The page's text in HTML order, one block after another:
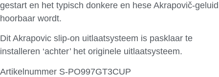
gestart en het typisch donkere en hese Akrapovič-geluid
hoorbaar wordt.
Dit Akrapovic slip-on uitlaatsysteem is pasklaar te
installeren ‘achter’ het originele uitlaatsysteem.
Artikelnummer S-PO997GT3CUP